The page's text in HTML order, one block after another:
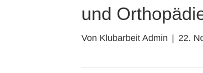
und
Von Klubarbeit Admin 22.